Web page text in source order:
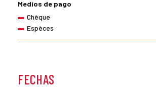
Medios de pago
Chèque
Espèces
FECHAS